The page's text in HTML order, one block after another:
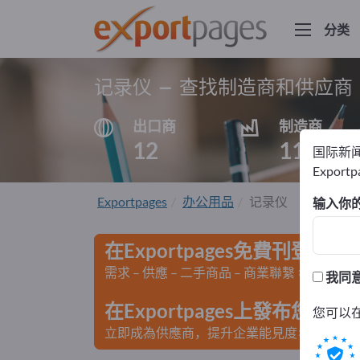
分类
记录仪 – 查找制造商和供应商
出口商
12
制造商
11
Exportpages 办公用品 记录仪
在Exportpages免費刊登廣告
需求 – 供應 – 二手商品 – 商業聯繫 >> 由此開
在Exportpages上發布您的公
立即成為供應商，提升企業能見度>> 點此發
国际新
输入你
我同
您可以